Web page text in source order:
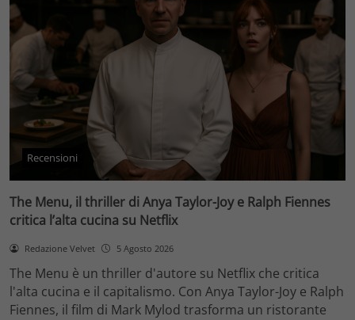
Recensioni
The Menu, il thriller di Anya Taylor-Joy e Ralph Fiennes
critica l’alta cucina su Netflix
Redazione Velvet 5 Agosto 2026
The Menu è un thriller d'autore su Netflix che critica
l'alta cucina e il capitalismo. Con Anya Taylor-Joy e Ralph
Fiennes, il film di Mark Mylod trasforma un ristorante